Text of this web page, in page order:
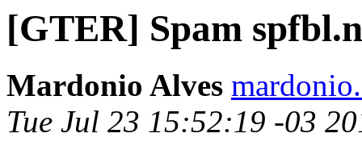
[GTER] Spam
Mardonio Alves
Tue Jul 23 15:52:19 -03